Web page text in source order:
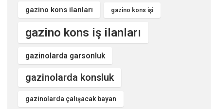
gazino kons ilanları gazino kons işi
gazino kons iş ilanları
gazinolarda garsonluk
gazinolarda konsluk
gazinolarda çalışacak bayan